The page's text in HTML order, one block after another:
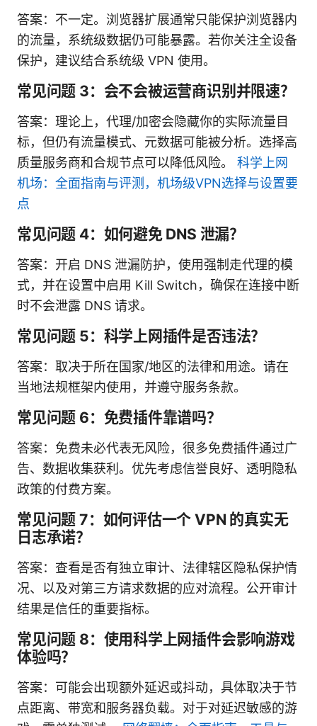
答案：不一定。浏览器扩展通常只能保护浏览器内
的流量，系统级数据仍可能暴露。若你关注全设备
保护，建议结合系统级 VPN 使用。
常见问题 3：会不会被运营商识别并限速？
答案：理论上，代理/加密会隐藏你的实际流量目
标，但仍有流量模式、元数据可能被分析。选择高
质量服务商和合规节点可以降低风险。 科学上网
机场：全面指南与评测，机场级VPN选择与设置要
点
常见问题 4：如何避免 DNS 泄漏？
答案：开启 DNS 泄漏防护，使用强制走代理的模
式，并在设置中启用 Kill Switch，确保在连接中断
时不会泄露 DNS 请求。
常见问题 5：科学上网插件是否违法？
答案：取决于所在国家/地区的法律和用途。请在
当地法规框架内使用，并遵守服务条款。
常见问题 6：免费插件靠谱吗？
答案：免费未必代表无风险，很多免费插件通过广
告、数据收集获利。优先考虑信誉良好、透明隐私
政策的付费方案。
常见问题 7：如何评估一个 VPN 的真实无
日志承诺？
答案：查看是否有独立审计、法律辖区隐私保护情
况、以及对第三方请求数据的应对流程。公开审计
结果是信任的重要指标。
常见问题 8：使用科学上网插件会影响游戏
体验吗？
答案：可能会出现额外延迟或抖动，具体取决于节
点距离、带宽和服务器负载。对于对延迟敏感的游